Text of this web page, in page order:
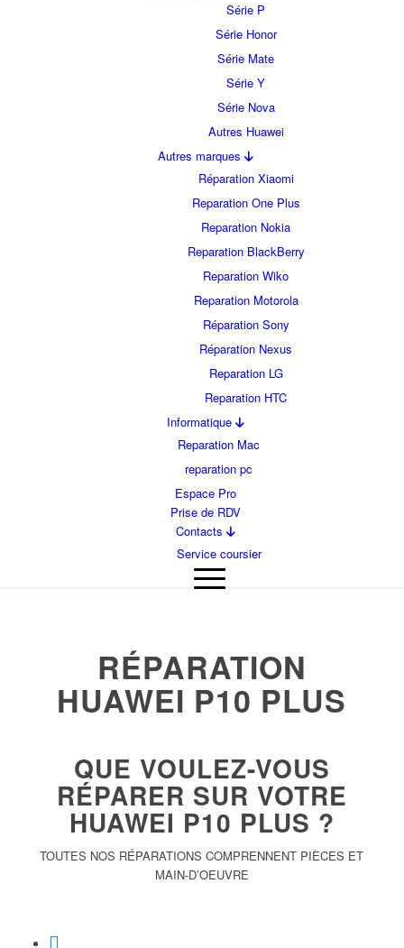
Série P
Série Honor
Série Mate
Série Y
Série Nova
Autres Huawei
Autres marques
Réparation Xiaomi
Reparation One Plus
Reparation Nokia
Reparation BlackBerry
Reparation Wiko
Reparation Motorola
Réparation Sony
Réparation Nexus
Reparation LG
Reparation HTC
Informatique
Reparation Mac
reparation pc
Espace Pro
Prise de RDV
Contacts
Service coursier
RÉPARATION
HUAWEI P10 PLUS
QUE VOULEZ-VOUS
RÉPARER SUR VOTRE
HUAWEI P10 PLUS ?
TOUTES NOS RÉPARATIONS COMPRENNENT PIÈCES ET
MAIN-D’OEUVRE